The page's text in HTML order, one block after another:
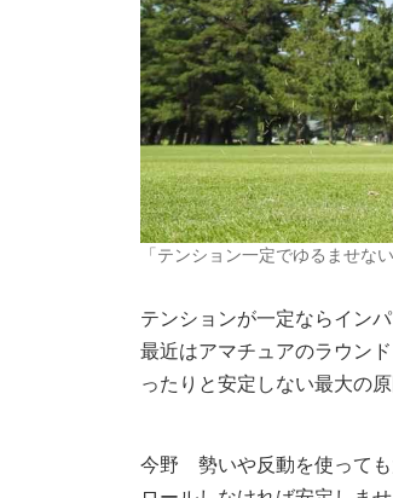
「テンション一定でゆるませな
テンションが一定ならイン
最近はアマチュアのラウン
ったりと安定しない最大の
今野 勢いや反動を使って